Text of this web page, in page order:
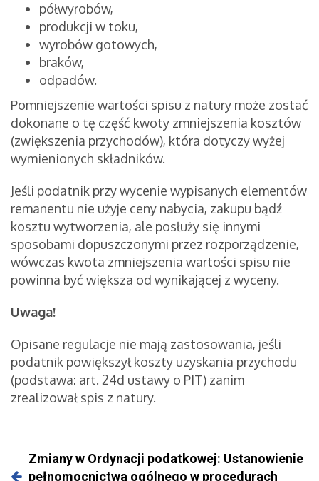
półwyrobów,
produkcji w toku,
wyrobów gotowych,
braków,
odpadów.
Pomniejszenie wartości spisu z natury może zostać
dokonane o tę część kwoty zmniejszenia kosztów
(zwiększenia przychodów), która dotyczy wyżej
wymienionych składników.
Jeśli podatnik przy wycenie wypisanych elementów
remanentu nie użyje ceny nabycia, zakupu bądź
kosztu wytworzenia, ale posłuży się innymi
sposobami dopuszczonymi przez rozporządzenie,
wówczas kwota zmniejszenia wartości spisu nie
powinna być większa od wynikającej z wyceny.
Uwaga!
Opisane regulacje nie mają zastosowania, jeśli
podatnik powiększył koszty uzyskania przychodu
(podstawa: art. 24d ustawy o PIT) zanim
zrealizował spis z natury.
Zmiany w Ordynacji podatkowej: Ustanowienie
pełnomocnictwa ogólnego w procedurach